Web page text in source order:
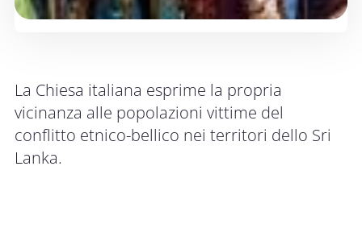
La Chiesa italiana esprime la propria
vicinanza alle popolazioni vittime del
conflitto etnico-bellico nei territori dello Sri
Lanka.